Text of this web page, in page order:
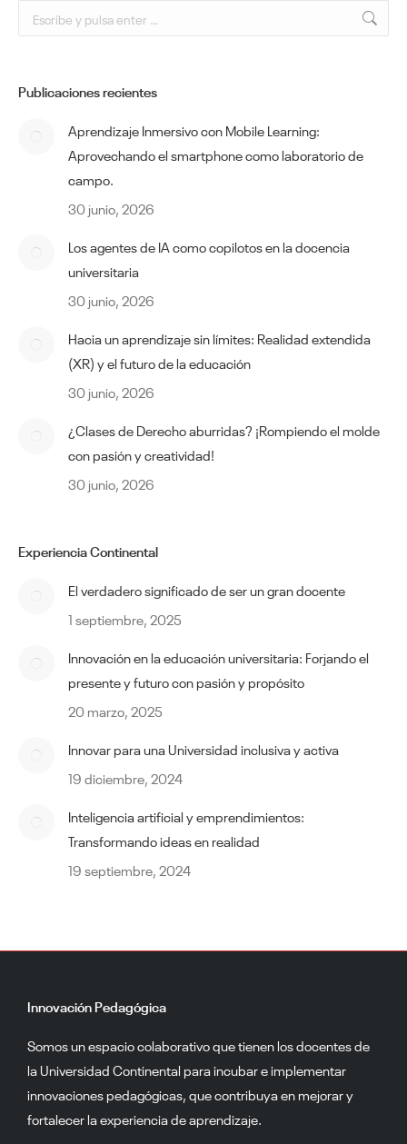
Buscar:
Publicaciones recientes
Aprendizaje Inmersivo con Mobile Learning:
Aprovechando el smartphone como laboratorio de
campo.
30 junio, 2026
Los agentes de IA como copilotos en la docencia
universitaria
30 junio, 2026
Hacia un aprendizaje sin límites: Realidad extendida
(XR) y el futuro de la educación
30 junio, 2026
¿Clases de Derecho aburridas? ¡Rompiendo el molde
con pasión y creatividad!
30 junio, 2026
Experiencia Continental
El verdadero significado de ser un gran docente
1 septiembre, 2025
Innovación en la educación universitaria: Forjando el
presente y futuro con pasión y propósito
20 marzo, 2025
Innovar para una Universidad inclusiva y activa
19 diciembre, 2024
Inteligencia artificial y emprendimientos:
Transformando ideas en realidad
19 septiembre, 2024
Innovación Pedagógica
Somos un espacio colaborativo que tienen los docentes de
la Universidad Continental para incubar e implementar
innovaciones pedagógicas, que contribuya en mejorar y
fortalecer la experiencia de aprendizaje.